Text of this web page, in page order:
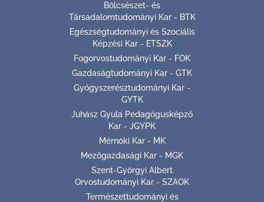
Bölcsészet- és
Társadalomtudományi Kar - BTK
Egészségtudományi és Szociális
Képzési Kar - ETSZK
Fogorvostudományi Kar - FOK
Gazdaságtudományi Kar - GTK
Gyógyszerésztudományi Kar -
GYTK
Juhász Gyula Pedagógusképző
Kar - JGYPK
Mérnöki Kar - MK
Mezőgazdasági Kar - MGK
Szent-Györgyi Albert
Orvostudományi Kar - SZAOK
Természettudományi és